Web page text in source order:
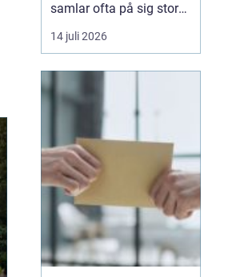
samlar ofta på sig stora
mängder lastpallar. De
tar plats, binder kapital
Genom att
lastpallar
14 juli 2026